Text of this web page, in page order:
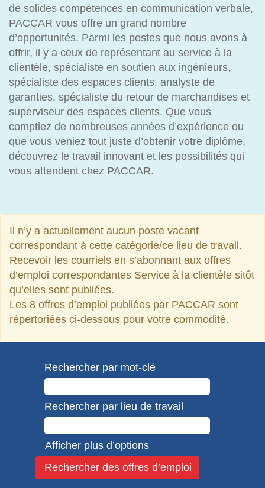
de solides compétences en communication verbale,
PACCAR vous offre un grand nombre
d’opportunités. Parmi les postes que nous avons à
offrir, il y a ceux de représentant au service à la
clientèle, spécialiste en soutien aux ingénieurs,
spécialiste des espaces clients, analyste de
garanties, spécialiste du retour de marchandises et
superviseur des espaces clients. Que vous
comptiez de nombreuses années d’expérience ou
que vous veniez tout juste d’obtenir votre diplôme,
découvrez le travail innovant et les possibilités qui
vous attendent chez PACCAR.
Il n’y a actuellement aucun poste vacant
correspondant à cette catégorie/ce lieu de travail.
Recevoir les courriels en s’abonnant aux offres
d’emploi correspondantes Service à la clientèle sitôt
qu’elles sont publiées.
Les 8 offres d’emploi publiées par PACCAR sont
répertoriées ci-dessous pour votre commodité.
Rechercher par mot-clé
Rechercher par lieu de travail
Afficher plus d’options